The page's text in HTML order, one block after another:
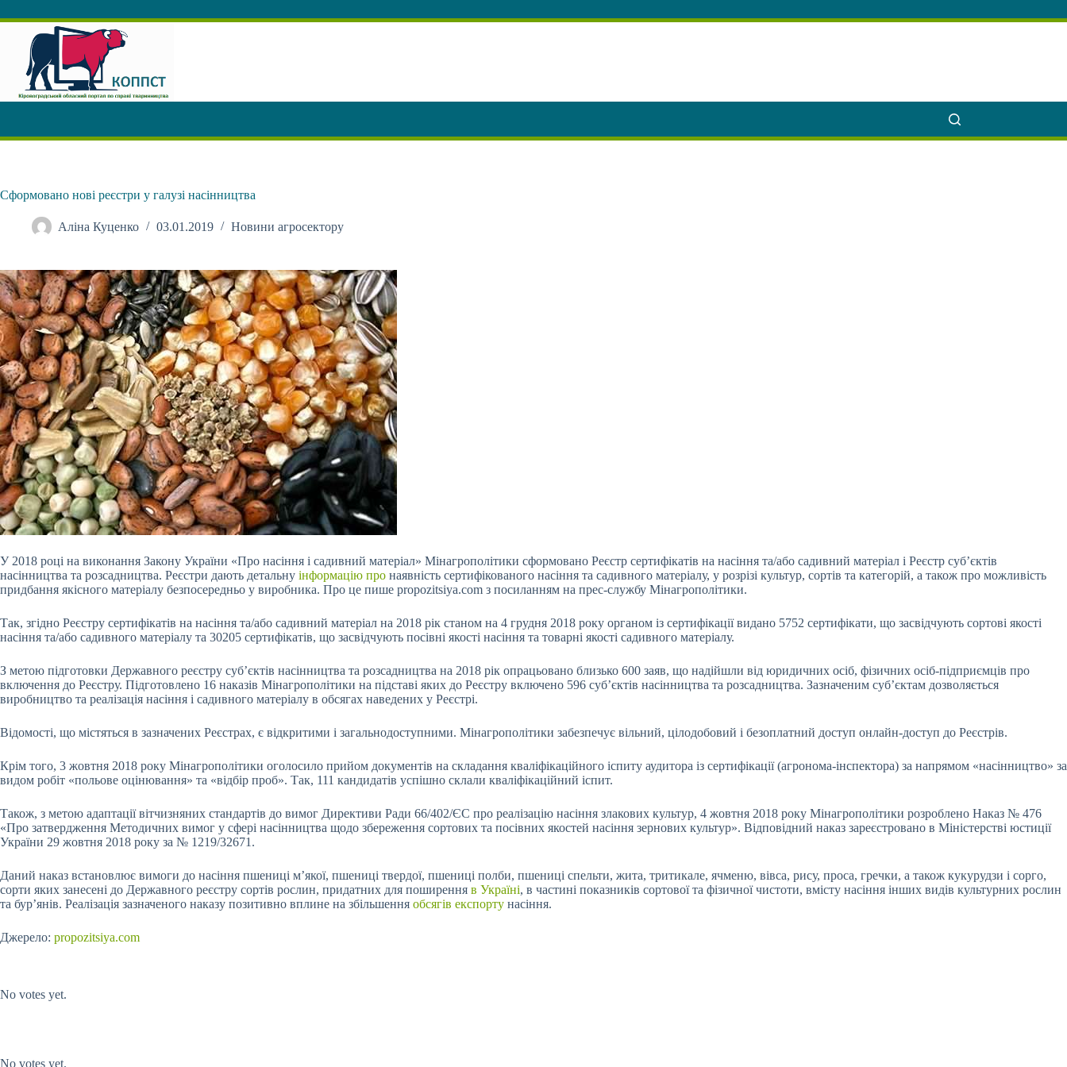
до
Сформовано нові реєстри у галузі насінництва
Аліна Куценко 03.01.2019 Новини агросектору
У 2018 році на виконання Закону України «Про насіння і садивний матеріал» Мінагрополітики сформовано Реєстр сертифікатів на насіння та/або садивний матеріал і Реєстр суб’єктів
насінництва та розсадництва. Реєстри дають детальну інформацію про наявність сертифікованого насіння та садивного матеріалу, у розрізі культур, сортів та категорій, а також про можливість
придбання якісного матеріалу безпосередньо у виробника. Про це пише propozitsiya.com з посиланням на прес-службу Мінагрополітики.
Так, згідно Реєстру сертифікатів на насіння та/або садивний матеріал на 2018 рік станом на 4 грудня 2018 року органом із сертифікації видано 5752 сертифікати, що засвідчують сортові якості
насіння та/або садивного матеріалу та 30205 сертифікатів, що засвідчують посівні якості насіння та товарні якості садивного матеріалу.
З метою підготовки Державного реєстру суб’єктів насінництва та розсадництва на 2018 рік опрацьовано близько 600 заяв, що надійшли від юридичних осіб, фізичних осіб-підприємців про
включення до Реєстру. Підготовлено 16 наказів Мінагрополітики на підставі яких до Реєстру включено 596 суб’єктів насінництва та розсадництва. Зазначеним суб’єктам дозволяється
виробництво та реалізація насіння і садивного матеріалу в обсягах наведених у Реєстрі.
Відомості, що містяться в зазначених Реєстрах, є відкритими і загальнодоступними. Мінагрополітики забезпечує вільний, цілодобовий і безоплатний доступ онлайн-доступ до Реєстрів.
Крім того, 3 жовтня 2018 року Мінагрополітики оголосило прийом документів на складання кваліфікаційного іспиту аудитора із сертифікації (агронома-інспектора) за напрямом «насінництво» за
видом робіт «польове оцінювання» та «відбір проб». Так, 111 кандидатів успішно склали кваліфікаційний іспит.
Також, з метою адаптації вітчизняних стандартів до вимог Директиви Ради 66/402/ЄС про реалізацію насіння злакових культур, 4 жовтня 2018 року Мінагрополітики розроблено Наказ № 476
«Про затвердження Методичних вимог у сфері насінництва щодо збереження сортових та посівних якостей насіння зернових культур». Відповідний наказ зареєстровано в Міністерстві юстиції
України 29 жовтня 2018 року за № 1219/32671.
Даний наказ встановлює вимоги до насіння пшениці м’якої, пшениці твердої, пшениці полби, пшениці спельти, жита, тритикале, ячменю, вівса, рису, проса, гречки, а також кукурудзи і сорго,
сорти яких занесені до Державного реєстру сортів рослин, придатних для поширення в Україні, в частині показників сортової та фізичної чистоти, вмісту насіння інших видів культурних рослин
та бур’янів. Реалізація зазначеного наказу позитивно вплине на збільшення обсягів експорту насіння.
Джерело: propozitsiya.com
No votes yet.
No votes yet.